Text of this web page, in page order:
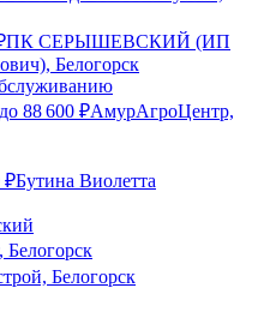
ПК СЕРЫШЕВСКИЙ (ИП
Белогорск
до 88 600 ₽АмурАгроЦентр,
₽Бутина Виолетта
Белогорск
Белогорск